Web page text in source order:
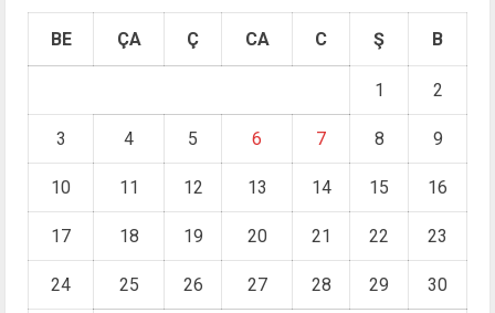
BE ÇA Ç CA C Ş B
1 2
3 4 5 6 7 8 9
10 11 12 13 14 15 16
17 18 19 20 21 22 23
24 25 26 27 28 29 30